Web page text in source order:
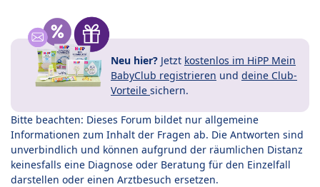
Neu hier? Jetzt kostenlos im HiPP Mein
BabyClub registrieren und deine Club-
Vorteile sichern.
Bitte beachten: Dieses Forum bildet nur allgemeine
Informationen zum Inhalt der Fragen ab. Die Antworten sind
unverbindlich und können aufgrund der räumlichen Distanz
keinesfalls eine Diagnose oder Beratung für den Einzelfall
darstellen oder einen Arztbesuch ersetzen.